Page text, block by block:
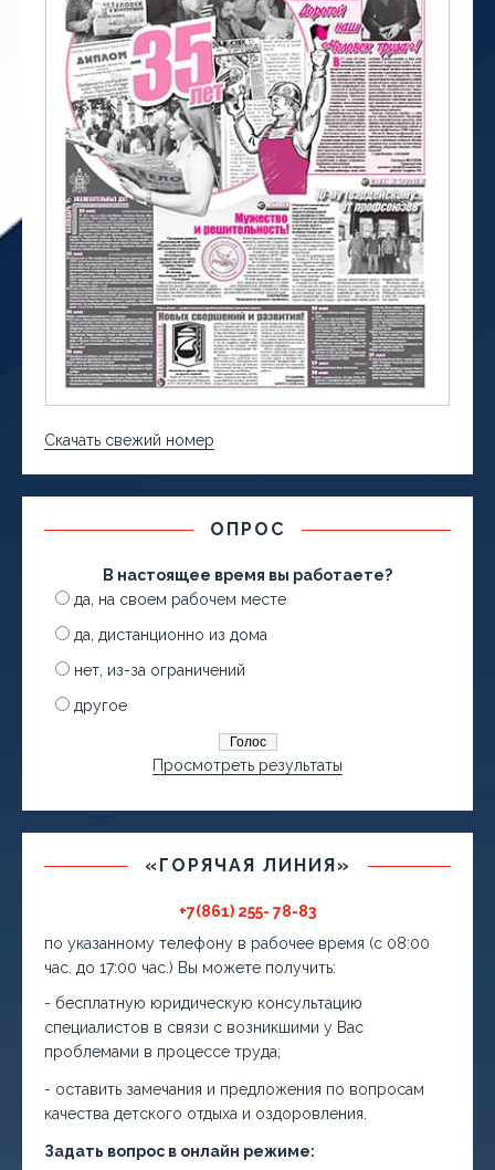
Скачать свежий номер
ОПРОС
В настоящее время вы работаете?
да, на своем рабочем месте
да, дистанционно из дома
нет, из-за ограничений
другое
Просмотреть результаты
«ГОРЯЧАЯ ЛИНИЯ»
+7(861) 255- 78-83
по указанному телефону в рабочее время (с 08:00
час. до 17:00 час.) Вы можете получить:
- бесплатную юридическую консультацию
специалистов в связи с возникшими у Вас
проблемами в процессе труда;
- оставить замечания и предложения по вопросам
качества детского отдыха и оздоровления.
Задать вопрос в онлайн режиме: